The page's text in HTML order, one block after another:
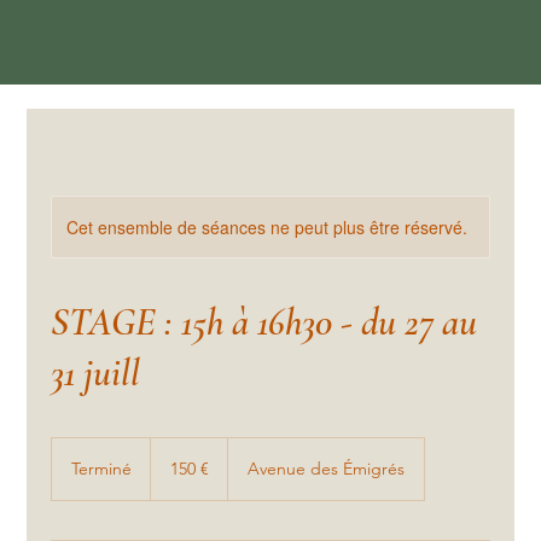
Cet ensemble de séances ne peut plus être réservé.
STAGE : 15h à 16h30 - du 27 au
31 juill
Terminé 150 € Avenue des Émigrés